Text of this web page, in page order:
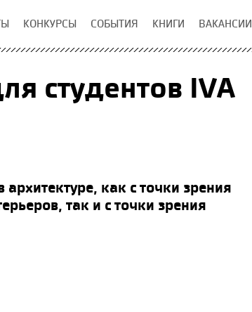
КОНКУРСЫ СОБЫТИЯ КНИГИ ВАКАНСИИ
студентов IVA
как с точки зрения
так и с точки зрения